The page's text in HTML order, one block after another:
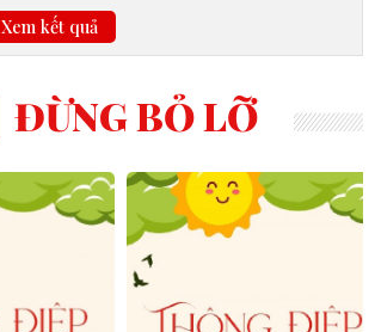
Xem kết quả
ĐỪNG BỎ LỠ